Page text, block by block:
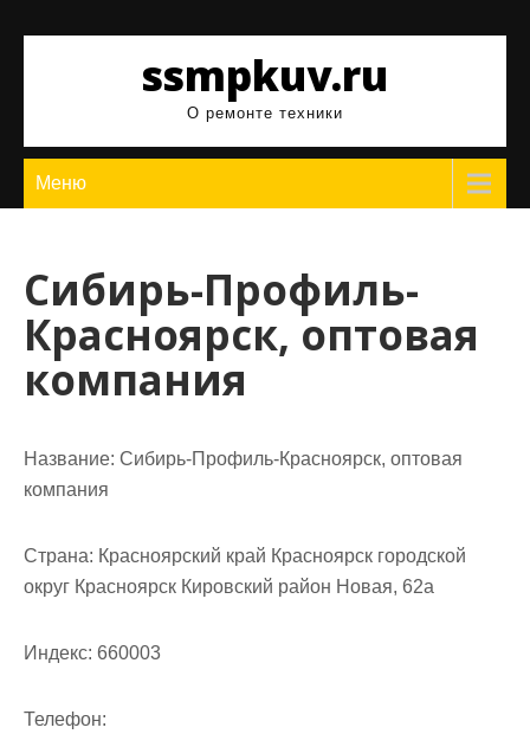
ssmpkuv.ru
О ремонте техники
Меню
Сибирь-Профиль-
Красноярск, оптовая
компания
Название: Сибирь-Профиль-Красноярск, оптовая
компания
Страна: Красноярский край Красноярск городской
округ Красноярск Кировский район Новая, 62а
Индекс: 660003
Телефон: